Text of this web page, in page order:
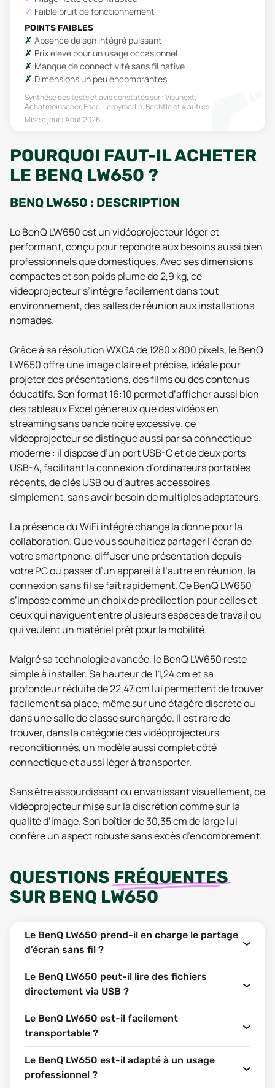
Faible bruit de fonctionnement
POINTS FAIBLES
Absence de son intégré puissant
Prix élevé pour un usage occasionnel
Manque de connectivité sans fil native
Dimensions un peu encombrantes
Synthèse des tests et avis constatés sur :Visunext,
Achatmoinscher, Fnac, Leroymerlin, Bechtleet 4 autres
Mise à jour :Août 2026
POURQUOI FAUT-IL ACHETER
LE BENQ LW650 ?
BENQ LW650 : DESCRIPTION
Le BenQ LW650 est un vidéoprojecteur léger et
performant, conçu pour répondre aux besoins aussi bien
professionnels que domestiques. Avec ses dimensions
compactes et son poids plume de 2,9 kg, ce
vidéoprojecteur s’intègre facilement dans tout
environnement, des salles de réunion aux installations
nomades.
Grâce à sa résolution WXGA de 1280 x 800 pixels, le BenQ
LW650 offre une image claire et précise, idéale pour
projeter des présentations, des films ou des contenus
éducatifs. Son format 16:10 permet d’afficher aussi bien
des tableaux Excel généreux que des vidéos en
streaming sans bande noire excessive. ce
vidéoprojecteur se distingue aussi par sa connectique
moderne : il dispose d’un port USB-C et de deux ports
USB-A, facilitant la connexion d’ordinateurs portables
récents, de clés USB ou d’autres accessoires
simplement, sans avoir besoin de multiples adaptateurs.
La présence du WiFi intégré change la donne pour la
collaboration. Que vous souhaitiez partager l’écran de
votre smartphone, diffuser une présentation depuis
votre PC ou passer d’un appareil à l’autre en réunion, la
connexion sans fil se fait rapidement. Ce BenQ LW650
s’impose comme un choix de prédilection pour celles et
ceux qui naviguent entre plusieurs espaces de travail ou
qui veulent un matériel prêt pour la mobilité.
Malgré sa technologie avancée, le BenQ LW650 reste
simple à installer. Sa hauteur de 11,24 cm et sa
profondeur réduite de 22,47 cm lui permettent de trouver
facilement sa place, même sur une étagère discrète ou
dans une salle de classe surchargée. Il est rare de
trouver, dans la catégorie des vidéoprojecteurs
reconditionnés, un modèle aussi complet côté
connectique et aussi léger à transporter.
Sans être assourdissant ou envahissant visuellement, ce
vidéoprojecteur mise sur la discrétion comme sur la
qualité d’image. Son boîtier de 30,35 cm de large lui
confère un aspect robuste sans excès d’encombrement.
QUESTIONS FRÉQUENTES
SUR BENQ LW650
Le BenQ LW650 prend-il en charge le partage
d’écran sans fil ?
Le BenQ LW650 peut-il lire des fichiers
directement via USB ?
Le BenQ LW650 est-il facilement
transportable ?
Le BenQ LW650 est-il adapté à un usage
professionnel ?